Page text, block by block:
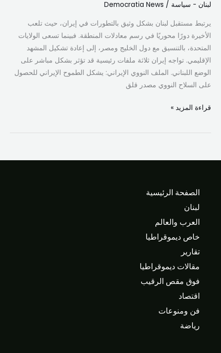
لبنان - سياسة /
Democratia News
يرتبط مستقبل لبنان بشكل وثيق بالتطورات في إيران، حيث تلعب
الأخيرة دورًا محوريًا في رسم معادلات المنطقة. فبينما تسعى الولايات
المتحدة، بالتنسيق مع دول الخليج ومصر، إلى إعادة تشكيل المشهد
الإقليمي. تواجه إيران ثلاثة ملفات رئيسية قد تؤثر بشكل مباشر على
الوضع اللبناني. الملف النووي الإيراني: يشكل الطموح الإيراني للحصول
على السلاح النووي مصدر قلق
قراءة المزيد »
الصفحة الرئيسية
لبنان
العرب والعالم
خاص ديموقراطيا
تقارير
مقالات ديموقراطيا
فوق مقص الرقيب
اقتصاد
فن ومنوعات
رياضة